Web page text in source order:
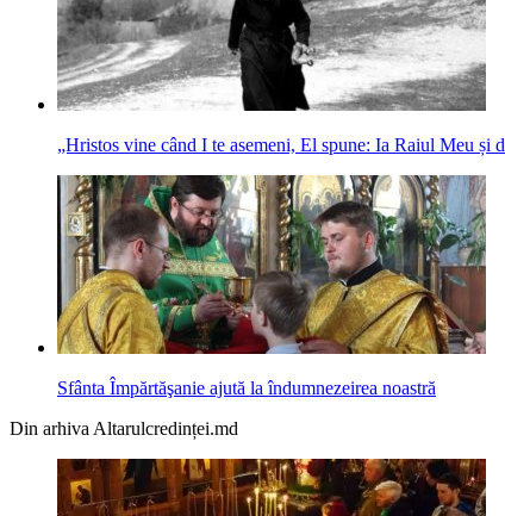
„Hristos vine când I te asemeni, El spune: Ia Raiul Meu și
Sfânta Împărtăşanie ajută la îndumnezeirea noastră
Din arhiva Altarulcredinței.md